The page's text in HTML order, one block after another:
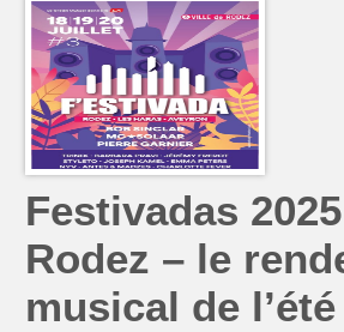
Festivadas
Rodez – le
musical de l’été